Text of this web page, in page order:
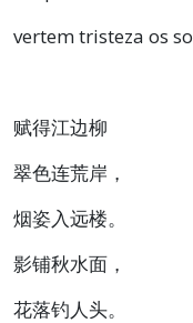
vertem tristeza os
赋得江边柳
翠色连荒岸，
烟姿入远楼。
影铺秋水面，
花落钓人头。